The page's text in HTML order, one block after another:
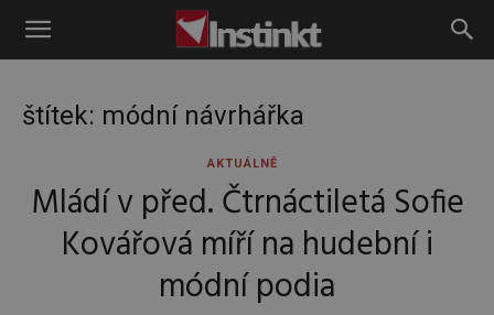
Instinkt
štítek: módní návrhářka
AKTUÁLNĚ
Mládí v před. Čtrnáctiletá Sofie
Kovářová míří na hudební i
módní podia